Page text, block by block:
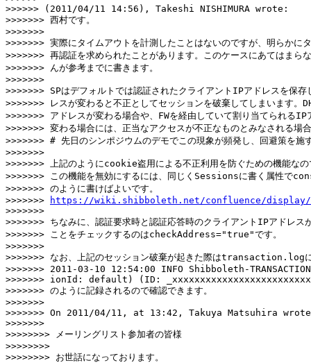
>>>>>> (2011/04/11 14:56), Takeshi NISHIMURA wrote:
>>>>>>> 西村です。
>>>>>>>
>>>>>>> 実際にタイムアウトを計測したことはないのですが、明らかに
>>>>>>> 再認証を求められたことがあります。このケースにあてはまら
>>>>>>> んが参考までに書きます。
>>>>>>>
>>>>>>> SPはデフォルトでは認証されたクライアントIPアドレスを保存
>>>>>>> レスが変わると不正としてセッションを破棄してしまいます。
>>>>>>> アドレスが変わる場合や、FWを経由していて割り当てられるIP
>>>>>>> 変わる場合には、正当なアクセスが不正なものとみなされる場
>>>>>>> # 先日のシンポジウムのデモでこの現象が頻発し、回避策を施
>>>>>>>
>>>>>>> 上記のようにcookie盗用による不正利用を防ぐための機能なの
>>>>>>> この機能を無効にするには、同じくSessionsに書く属性
>>>>>>> のように書けばよいです。
>>>>>>>
https://wiki.shibboleth.net/confluence/display/
>>>>>>>
>>>>>>> ちなみに、認証要求時と認証応答時のクライアントIPアドレス
>>>>>>> ことをチェックするのはcheckAddress="true"です。
>>>>>>>
>>>>>>> なお、上記のセッション破棄が起きた際はtransaction.log
>>>>>>> 2011-03-10 12:54:00 INFO Shibboleth-
>>>>>>> ionId: default) (ID:
>>>>>>> のように記録されるので確認できます。
>>>>>>>
>>>>>>> On 2011/04/11, at 13:42, Takuya Matsuhira
>>>>>>>
>>>>>>>> メーリングリスト参加者の皆様
>>>>>>>>
>>>>>>>> お世話になっております。